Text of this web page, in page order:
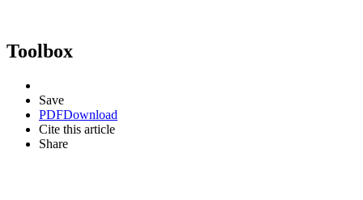
Toolbox
Save
PDFDownload
Cite this article
Share